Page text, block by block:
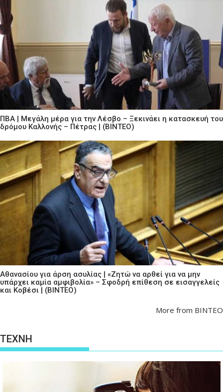
ΠΒΑ | Μεγάλη μέρα για την Λέσβο – Ξεκινάει η κατασκευή του
δρόμου Καλλονής – Πέτρας | (ΒΙΝΤΕΟ)
Αθανασίου για άρση ασυλίας | «Ζητώ να αρθεί για να μην
υπάρχει καμία αμφιβολία» – Σφοδρή επίθεση σε εισαγγελείς
και Κοβέσι | (ΒΙΝΤΕΟ)
More from ΒΙΝΤΕΟ
ΤΕΧΝΗ